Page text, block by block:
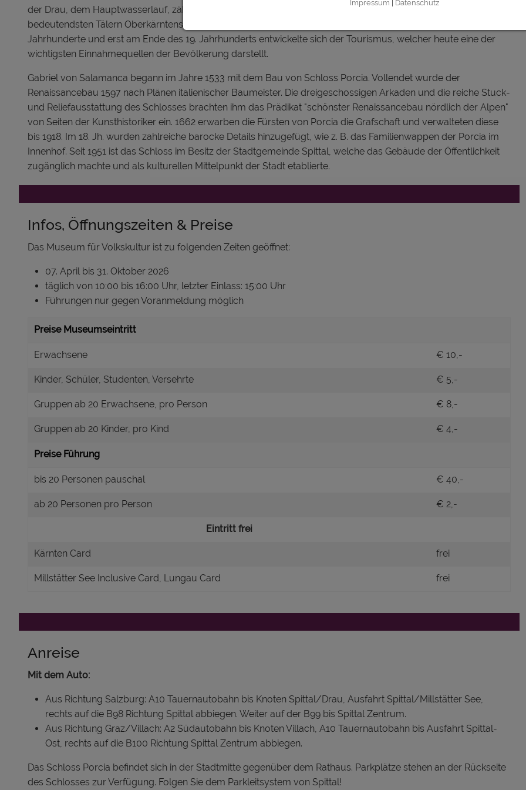
der Drau, dem Hauptwasserlauf, zählen das Gailtal, das Liesertal, das Mölltal und das Gegendtal zu den
bedeutendsten Tälern Oberkärntens. Land- und Forstwirtschaft beherrschte diese Region durch die
Jahrhunderte und erst am Ende des 19. Jahrhunderts entwickelte sich der Tourismus, welcher heute eine der
wichtigsten Einnahmequellen der Bevölkerung darstellt.
Gabriel von Salamanca begann im Jahre 1533 mit dem Bau von Schloss Porcia. Vollendet wurde der
Renaissancebau 1597 nach Plänen italienischer Baumeister. Die dreigeschossigen Arkaden und die reiche Stuck-
und Reliefausstattung des Schlosses brachten ihm das Prädikat "schönster Renaissancebau nördlich der Alpen"
von Seiten der Kunsthistoriker ein. 1662 erwarben die Fürsten von Porcia die Grafschaft und verwalteten diese
bis 1918. Im 18. Jh. wurden zahlreiche barocke Details hinzugefügt, wie z. B. das Familienwappen der Porcia im
Innenhof. Seit 1951 ist das Schloss im Besitz der Stadtgemeinde Spittal, welche das Gebäude der Öffentlichkeit
zugänglich machte und als kulturellen Mittelpunkt der Stadt etablierte.
Infos, Öffnungszeiten & Preise
Das Museum für Volkskultur ist zu folgenden Zeiten geöffnet:
07. April bis 31. Oktober 2026
täglich von 10:00 bis 16:00 Uhr, letzter Einlass: 15:00 Uhr
Führungen nur gegen Voranmeldung möglich
Preise Museumseintritt
Erwachsene € 10,-
Kinder, Schüler, Studenten, Versehrte € 5,-
Gruppen ab 20 Erwachsene, pro Person € 8,-
Gruppen ab 20 Kinder, pro Kind € 4,-
Preise Führung
bis 20 Personen pauschal € 40,-
ab 20 Personen pro Person € 2,-
Eintritt frei
Kärnten Card frei
Millstätter See Inclusive Card, Lungau Card frei
Anreise
Mit dem Auto:
Aus Richtung Salzburg: A10 Tauernautobahn bis Knoten Spittal/Drau, Ausfahrt Spittal/Millstätter See,
rechts auf die B98 Richtung Spittal abbiegen. Weiter auf der B99 bis Spittal Zentrum.
Aus Richtung Graz/Villach: A2 Südautobahn bis Knoten Villach, A10 Tauernautobahn bis Ausfahrt Spittal-
Ost, rechts auf die B100 Richtung Spittal Zentrum abbiegen.
Das Schloss Porcia befindet sich in der Stadtmitte gegenüber dem Rathaus. Parkplätze stehen an der Rückseite
des Schlosses zur Verfügung. Folgen Sie dem Parkleitsystem von Spittal!
Impressum Datenschutz